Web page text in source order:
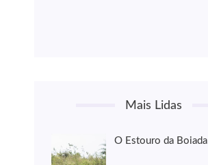
Mais Lidas
O Estouro da Boiada